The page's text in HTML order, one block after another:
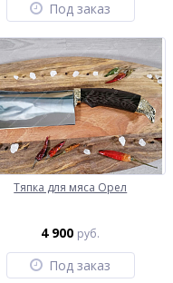
Под заказ
Тяпка для мяса Орел
4 900 руб.
Под заказ